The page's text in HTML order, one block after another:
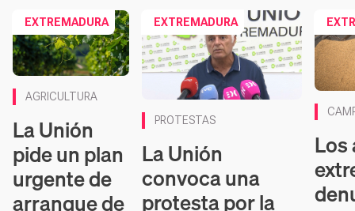
EXTREMADURA
AGRICULTURA
La Unión
pide un plan
urgente de
arranque de
EXTREMADURA
PROTESTAS
La Unión
convoca una
protesta por la